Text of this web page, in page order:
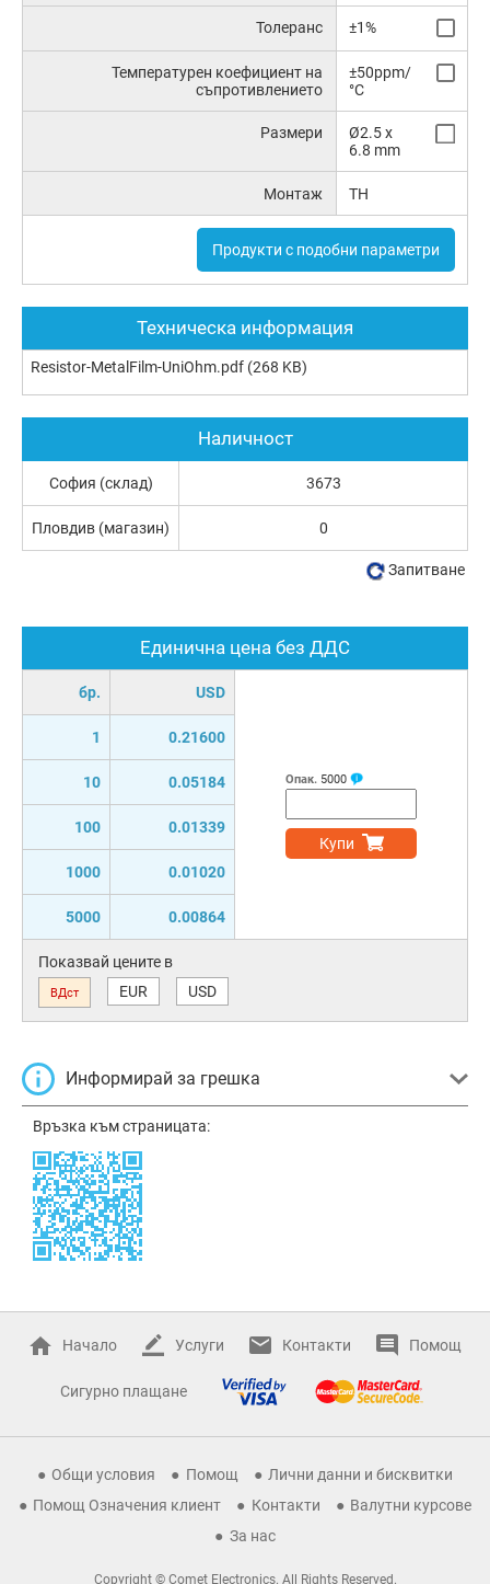
Толеранс ±1%
Температурен коефициент на
съпротивлението
±50ppm/
°C
Размери
Ø2.5 x
6.8 mm
Монтаж TH
Продукти с подобни параметри
Техническа информация
Resistor-MetalFilm-UniOhm.pdf (268 KB)
Единична цена без ДДС
бр. USD
1 0.21600
10 0.05184
100 0.01339
1000 0.01020
5000 0.00864
Опак. 5000
Купи
Показвай цените в
ВДст EUR USD
Информирай за грешка
Връзка към страницата:
Наличност
София (склад) 3673
Пловдив (магазин) 0
Запитване
Начало Услуги Контакти Помощ
Сигурно плащане
Общи условия Помощ
Лични данни и бисквитки
Помощ Означения клиент
Контакти
Валутни курсове
За нас
Copyright © Comet Electronics. All Rights Reserved.